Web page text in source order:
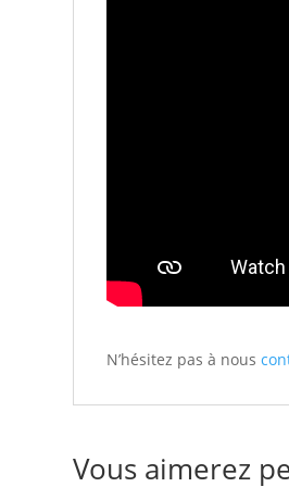
N’hésitez pas à nous
Vous aimerez